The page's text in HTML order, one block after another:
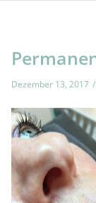
Dezember 13, 2017 /